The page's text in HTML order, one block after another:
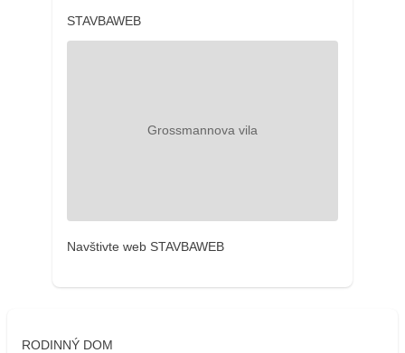
STAVBAWEB
Navštivte web STAVBAWEB
RODINNÝ DOM